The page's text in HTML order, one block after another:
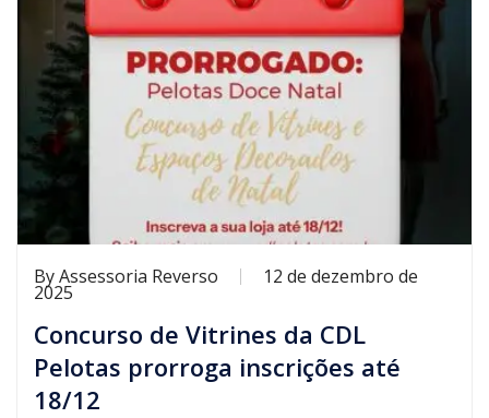
ByAssessoria Reverso 12 de dezembro de
2025
Concurso de Vitrines da CDL
Pelotas prorroga inscrições até
18/12